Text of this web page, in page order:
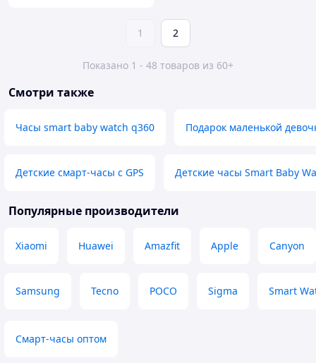
1 2
Показано 1 - 48 товаров из 60+
Смотри также
Часы smart baby watch q360 Подарок маленькой
Детские смарт-часы с GPS Детские часы Smart Baby
Популярные производители
Xiaomi Huawei Amazfit Apple Canyon
Samsung Tecno POCO Sigma Smart
Смарт-часы оптом